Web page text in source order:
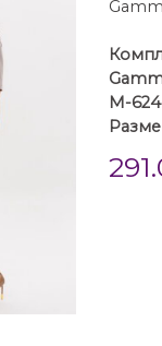
М-624